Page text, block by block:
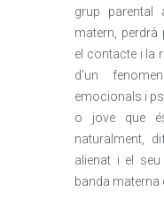
grup parental
matern,
el contacte i la
d’un
emocionals i
o jove que
naturalment,
alienat i el
banda materna